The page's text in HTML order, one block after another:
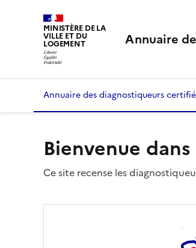
MINISTÈRE DE LA
VILLE ET DU
LOGEMENT Annuaire
Annuaire des diagnostiqueurs
Bienvenue
Ce site recense les